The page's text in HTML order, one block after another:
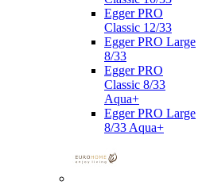
Egger PRO
Classic 12/33
Egger PRO Large
8/33
Egger PRO
Classic 8/33
Aqua+
Egger PRO Large
8/33 Aqua+